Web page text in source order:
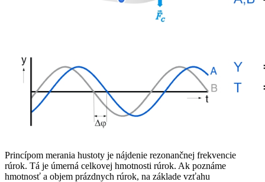
Princípom merania hustoty je nájdenie rezonančnej frekvencie
rúrok. Tá je úmerná celkovej hmotnosti rúrok. Ak poznáme
hmotnosť a objem prázdnych rúrok, na základe vzťahu